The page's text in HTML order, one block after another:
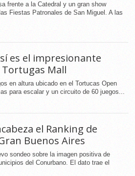
frente a la Catedral y un gran show
Fiestas Patronales de San Miguel. A las
es el impresionante
Mall
en altura ubicado en el Tortucas Open
para escalar y un circuito de 60 juegos...
el Ranking de
Buenos Aires
sondeo sobre la imagen positiva de
del Conurbano. El dato trae el